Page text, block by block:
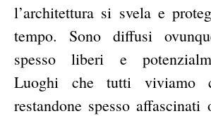
l’architettura si svela e
tempo. Sono diffusi
spesso liberi e
Luoghi che tutti viviamo
restandone spesso